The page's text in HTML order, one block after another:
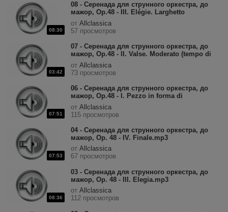
08:30
08 - Серенада для струнного оркестра, до
мажор, Op.48 - III. Elégie. Larghetto
elegiaco.mp3
от Allclassica
57 просмотров
03:42
07 - Серенада для струнного оркестра, до
мажор, Op.48 - II. Valse. Moderato (tempo di
Valse).mp3
от Allclassica
73 просмотров
07:51
06 - Серенада для струнного оркестра, до
мажор, Op.48 - I. Pezzo in forma di
sonatina.mp3
от Allclassica
115 просмотров
07:53
04 - Серенада для струнного оркестра, до
мажор, Op. 48 - IV. Finale.mp3
от Allclassica
67 просмотров
08:36
03 - Серенада для струнного оркестра, до
мажор, Op. 48 - III. Elegia.mp3
от Allclassica
112 просмотров